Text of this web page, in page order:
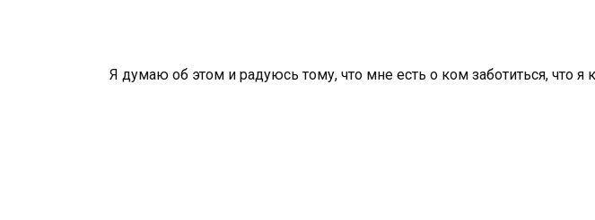
Я думаю об этом и радуюсь тому, что мне есть о ком заботиться, что я